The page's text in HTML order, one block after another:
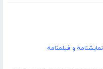
و فیلمنامه